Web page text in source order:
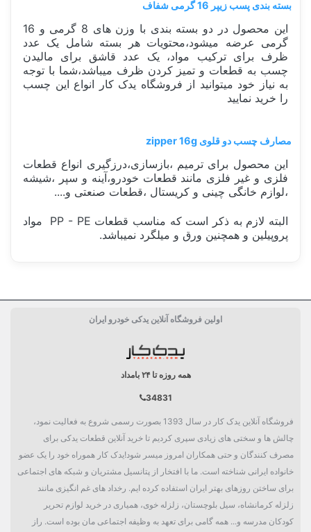
بسته بندی پسب زیپر 16 گرمی شفاف
این محصول در دو بسته بندی با وزن های 8 گرمی و 16
گرمی عرضه میشود،محتویات هر بسته شامل یک عدد
ظرف برای ترکیب مواد، یک عدد قاشق برای مالیدن
چسب به قطعات و تمیز کردن ظرف میباشد،شما با توجه
به نیاز خود میتوانید از فروشگاه یدک کار انواع این چسب
را خرید نمایید
مصارف چسب دو قلوی zipper 16g
این محصول برای ترمیم ،بازسازی،درزگیری انواع قطعات
فلزی و غیر فلزی مانند قطعات خودرو،آینه و سپر ،شیشه
،لوازم خانگی چینی و کریستال ،قطعات صنعتی و....
البته لازم به ذکر است که مناسب قطعات PP - PE مواد
پروپیلین و همچنین ورق و میلگرد نمیباشد.
واشر ساز و چسب
اولین فروشگاه آنلاین یدکی خودرو ایران
همه روزه تا ۲۴ بامداد
34831
فروشگاه آنلاین یدک کار در سال 1393 بصورت رسمی شروع به فعالیت نمود،
چالش ها و سختی های زیادی سپری کردیم تا خرید آنلاین قطعات یدکی برای
مصرف کنندگان و حتی همکاران امروز میسر شود!یدک کار هموراه خود را یک عضو
خانواده ایرانی شناخته است. ما با افتخار از پتانسیل مشتریان و شبکه های اجتماعی
برای ساختن روزهای بهتر ایران استفاده کرده ایم. رخداد های غم انگیزی مانند
زلزله کرمانشاه، سیل بلوچستان، زلزله خوی، همیاری در خرید لوازم تحریر
کودکان مدرسه و... همه گامی برای تعهد به وظیفه اجتماعی مان بوده است. راز